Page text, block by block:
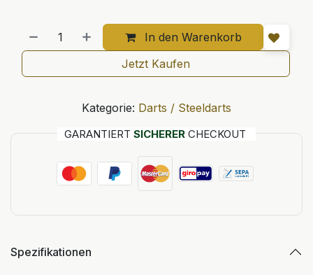
In den Warenkorb
Jetzt Kaufen
Kategorie: Darts / Steeldarts
GARANTIERT SICHERER CHECKOUT
Spezifikationen